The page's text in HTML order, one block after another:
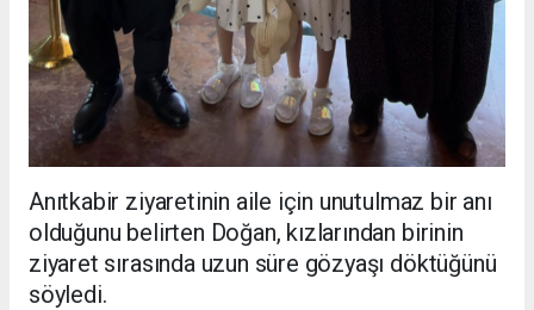
Anıtkabir ziyaretinin aile için unutulmaz bir anı
olduğunu belirten Doğan, kızlarından birinin
ziyaret sırasında uzun süre gözyaşı döktüğünü
söyledi.